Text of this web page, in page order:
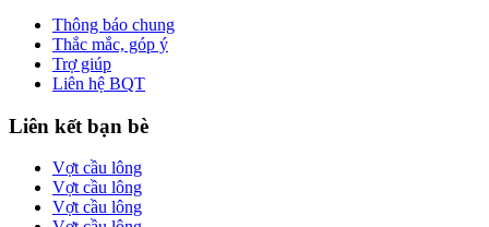
Thông báo chung
Thắc mắc, góp ý
Trợ giúp
Liên hệ BQT
Liên kết bạn bè
Vợt cầu lông
Vợt cầu lông
Vợt cầu lông